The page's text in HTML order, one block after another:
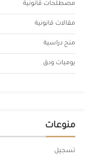
مصطلحات قانونية
مقالات قانونية
منح دراسية
يوميات ودق
منوعات
تسجيل